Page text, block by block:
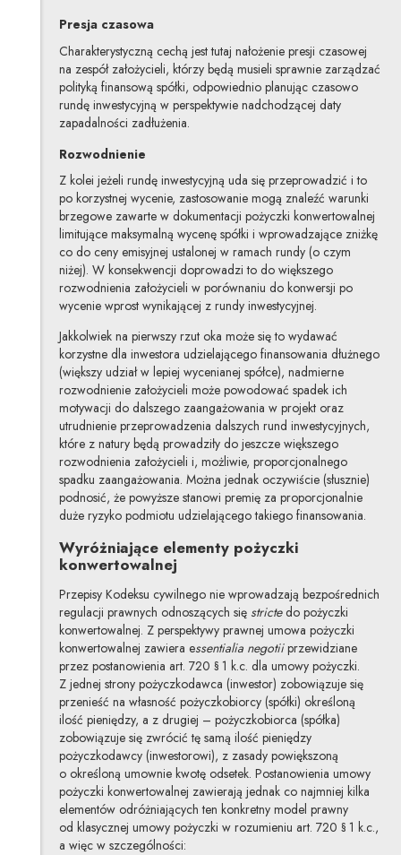
Presja czasowa
Charakterystyczną cechą jest tutaj nałożenie presji czasowej
na zespół założycieli, którzy będą musieli sprawnie zarządzać
polityką finansową spółki, odpowiednio planując czasowo
rundę inwestycyjną w perspektywie nadchodzącej daty
zapadalności zadłużenia.
Rozwodnienie
Z kolei jeżeli rundę inwestycyjną uda się przeprowadzić i to
po korzystnej wycenie, zastosowanie mogą znaleźć warunki
brzegowe zawarte w dokumentacji pożyczki konwertowalnej
limitujące maksymalną wycenę spółki i wprowadzające zniżkę
co do ceny emisyjnej ustalonej w ramach rundy (o czym
niżej). W konsekwencji doprowadzi to do większego
rozwodnienia założycieli w porównaniu do konwersji po
wycenie wprost wynikającej z rundy inwestycyjnej.
Jakkolwiek na pierwszy rzut oka może się to wydawać
korzystne dla inwestora udzielającego finansowania dłużnego
(większy udział w lepiej wycenianej spółce), nadmierne
rozwodnienie założycieli może powodować spadek ich
motywacji do dalszego zaangażowania w projekt oraz
utrudnienie przeprowadzenia dalszych rund inwestycyjnych,
które z natury będą prowadziły do jeszcze większego
rozwodnienia założycieli i, możliwie, proporcjonalnego
spadku zaangażowania. Można jednak oczywiście (słusznie)
podnosić, że powyższe stanowi premię za proporcjonalnie
duże ryzyko podmiotu udzielającego takiego finansowania.
Wyróżniające elementy pożyczki
konwertowalnej
Przepisy Kodeksu cywilnego nie wprowadzają bezpośrednich
regulacji prawnych odnoszących się strictedo pożyczki
konwertowalnej. Z perspektywy prawnej umowa pożyczki
konwertowalnej zawiera essentialia negotiiprzewidziane
przez postanowienia art. 720 § 1 k.c. dla umowy pożyczki.
Z jednej strony pożyczkodawca (inwestor) zobowiązuje się
przenieść na własność pożyczkobiorcy (spółki) określoną
ilość pieniędzy, a z drugiej – pożyczkobiorca (spółka)
zobowiązuje się zwrócić tę samą ilość pieniędzy
pożyczkodawcy (inwestorowi), z zasady powiększoną
o określoną umownie kwotę odsetek. Postanowienia umowy
pożyczki konwertowalnej zawierają jednak co najmniej kilka
elementów odróżniających ten konkretny model prawny
od klasycznej umowy pożyczki w rozumieniu art. 720 § 1 k.c.,
a więc w szczególności: